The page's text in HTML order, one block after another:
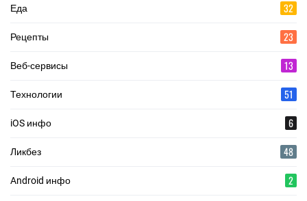
Еда 32
Рецепты 23
Веб-сервисы 13
Технологии 51
iOS инфо 6
Ликбез 48
Android инфо 2